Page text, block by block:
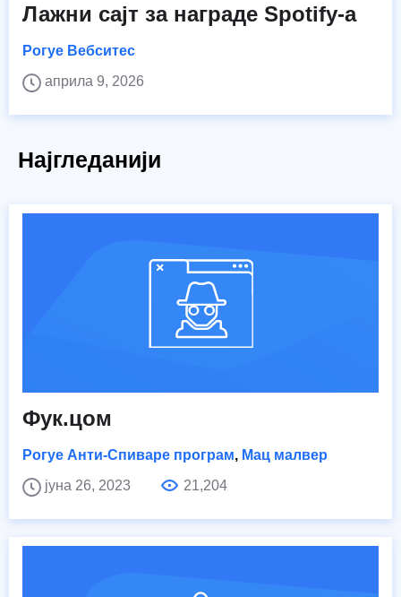
Лажни сајт за награде Spotify-а
Рогуе Вебситес
априла 9, 2026
Најгледанији
Фук.цом
Рогуе Анти-Спиваре програм, Мац малвер
јуна 26, 2023
21,204